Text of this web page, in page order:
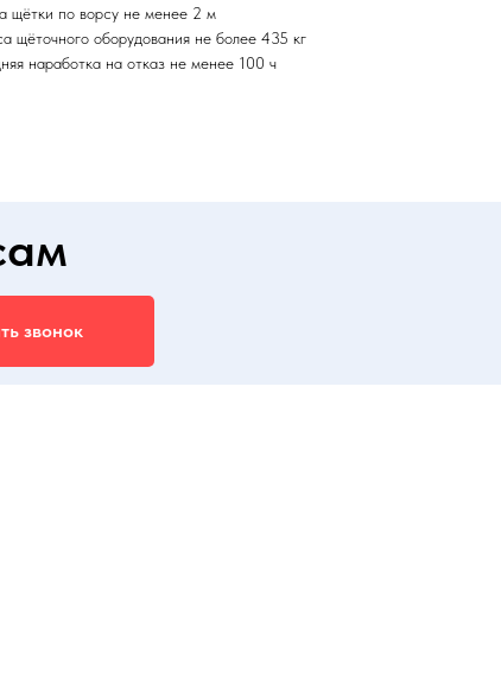
щётки по ворсу не менее 2 м
щёточного оборудования не более 435 кг
наработка на отказ не менее 100 ч
звонок